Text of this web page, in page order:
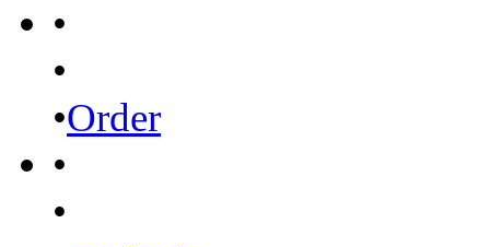
•
•
•Order
•
•